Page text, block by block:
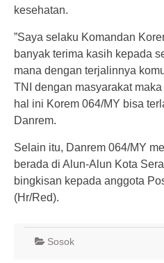
kesehatan.
”Saya selaku Komandan
banyak terima kasih kepada
mana dengan terjalinnya
TNI dengan masyarakat
hal ini Korem 064/MY bisa
Danrem.
Selain itu, Danrem 064/MY
berada di Alun-Alun Kota
bingkisan kepada anggota
(Hr/Red).
Sosok